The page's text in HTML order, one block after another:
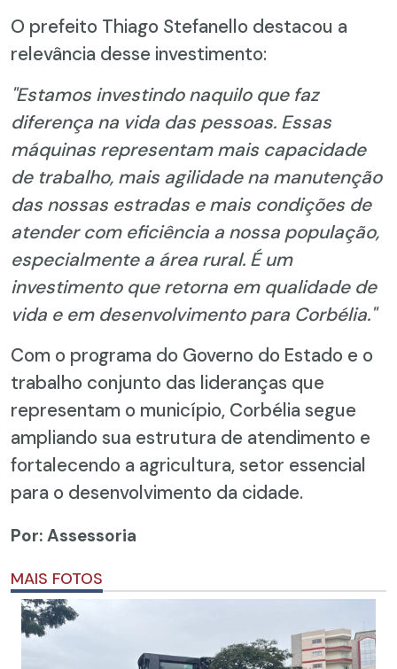
O prefeito Thiago Stefanello destacou a
relevância desse investimento:
"Estamos investindo naquilo que faz
diferença na vida das pessoas. Essas
máquinas representam mais capacidade
de trabalho, mais agilidade na manutenção
das nossas estradas e mais condições de
atender com eficiência a nossa população,
especialmente a área rural. É um
investimento que retorna em qualidade de
vida e em desenvolvimento para Corbélia."
Com o programa do Governo do Estado e o
trabalho conjunto das lideranças que
representam o município, Corbélia segue
ampliando sua estrutura de atendimento e
fortalecendo a agricultura, setor essencial
para o desenvolvimento da cidade.
Por: Assessoria
MAIS FOTOS